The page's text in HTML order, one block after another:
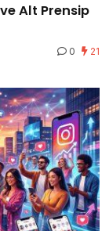
Alt Prensip
0 21